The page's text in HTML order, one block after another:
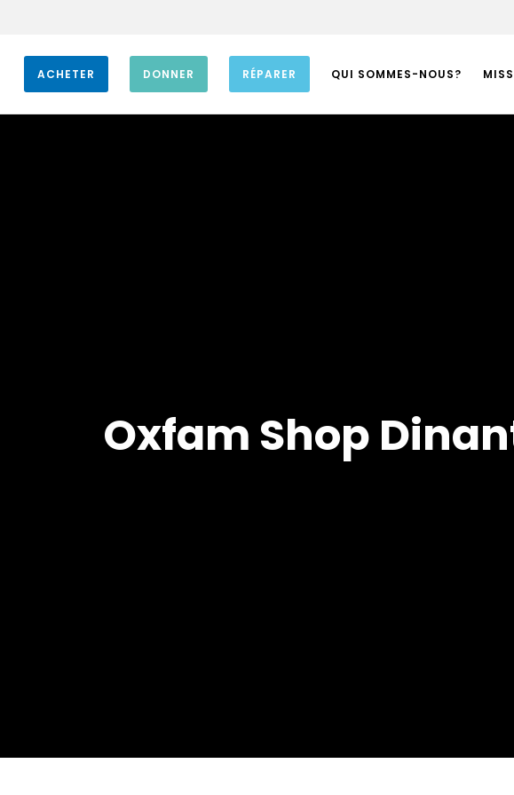
ACHETER DONNER RÉPARER QUI SOMMES-NOUS?
Oxfam Shop